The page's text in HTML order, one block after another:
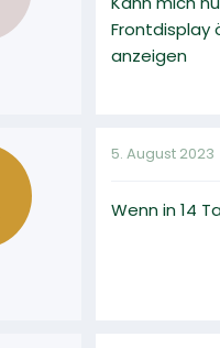
Frontdisplay
anzeigen
5. August 2023
Wenn in 14